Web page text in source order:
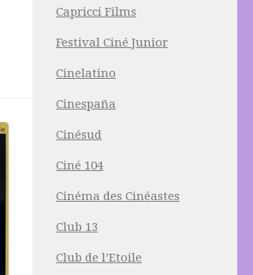
Capricci Films
Festival Ciné Junior
Cinelatino
Cinespaña
Cinésud
Ciné 104
Cinéma des Cinéastes
Club 13
Club de l’Etoile